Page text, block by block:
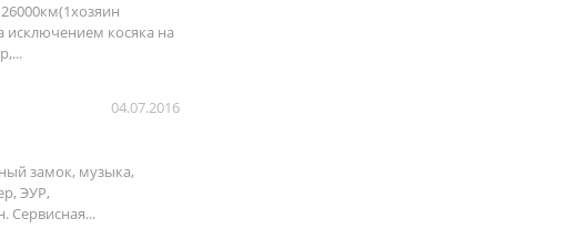
исключением косяка на
04.07.2016
замок, музыка,
ЭУР,
Сервисная...